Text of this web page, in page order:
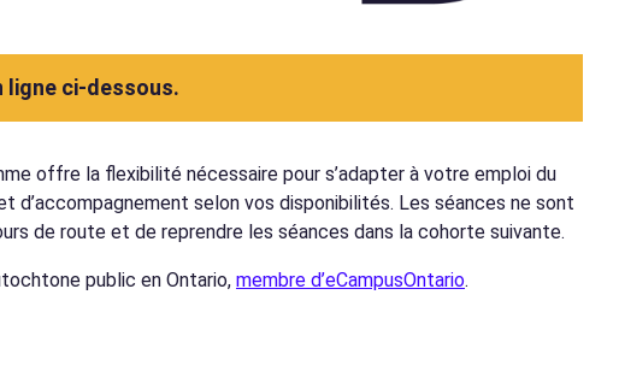
ligne ci-dessous.
offre la flexibilité nécessaire pour s’adapter à votre emploi du
selon vos disponibilités. Les séances ne sont
de route et de reprendre les séances dans la cohorte suivante.
public en Ontario, membre d’eCampusOntario.